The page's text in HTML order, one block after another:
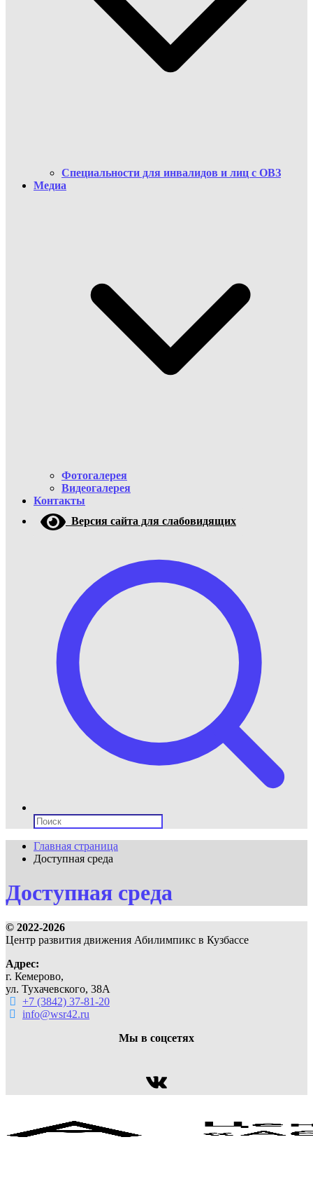
Cпециальности для инвалидов и лиц с ОВЗ
Медиа
Фотогалерея
Видеогалерея
Контакты
Версия сайта для слабовидящих
Поиск:
Главная страница
Доступная среда
Доступная среда
© 2022-2026
Центр развития движения Абилимпикс в Кузбассе
Адрес:
г. Кемерово,
ул. Тухачевского, 38А
+7 (3842) 37-81-20
info@wsr42.ru
Мы в соцсетях
ВКонтакте